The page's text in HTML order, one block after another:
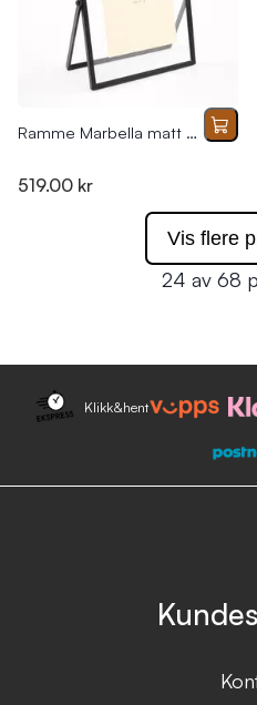
Ramme Marbella matt sort 15x20
519.00 kr
Vis flere
24 av 68
Klikk&hent